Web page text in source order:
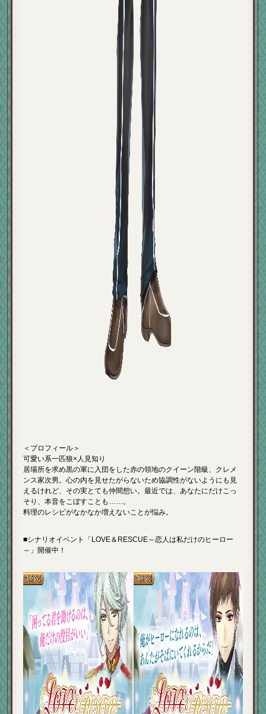
＜プロフィール＞
可愛い系一匹狼×人見知り
居場所を求め黒の軍に入団をした赤の領地のクイーン階級、クレメ
ンス家次男。心の内を見せたがらないため協調性がないようにも見
えるけれど、その実とても仲間想い。最近では、あなたにだけこっ
そり、本音をこぼすことも……。
料理のレシピがなかなか増えないことが悩み。
■シナリオイベント「LOVE＆RESCUE～恋人は私だけのヒーロー
～」開催中！